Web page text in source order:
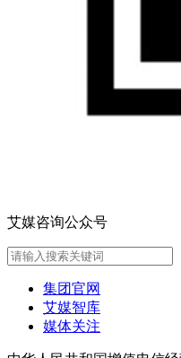
艾媒咨询公众号
集团官网
艾媒智库
媒体关注